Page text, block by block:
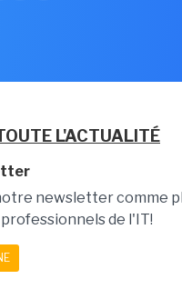
L'ACTUALITÉ
newsletter comme
de l'IT!